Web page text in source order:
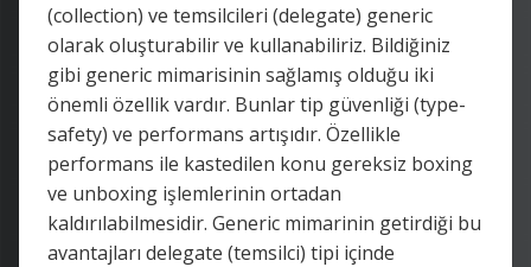
(collection) ve temsilcileri (delegate) generic
olarak oluşturabilir ve kullanabiliriz. Bildiğiniz
gibi generic mimarisinin sağlamış olduğu iki
önemli özellik vardır. Bunlar tip güvenliği (type-
safety) ve performans artışıdır. Özellikle
performans ile kastedilen konu gereksiz boxing
ve unboxing işlemlerinin ortadan
kaldırılabilmesidir. Generic mimarinin getirdiği bu
avantajları delegate (temsilci) tipi içinde